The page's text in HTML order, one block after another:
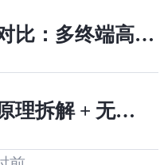
比：多终端高并
验
理拆解 + 无报